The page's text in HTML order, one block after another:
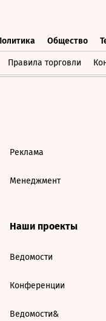
Общество
Правила торговли
Политика Общество
Реклама
Менеджмент
Наши проекты
Ведомости
Конференции
Ведомости&